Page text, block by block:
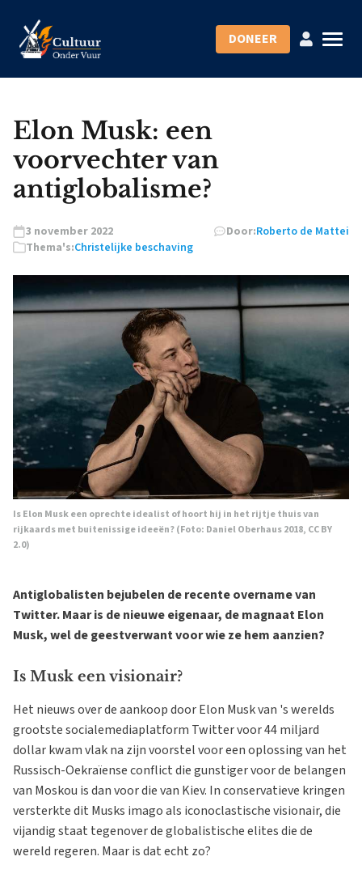
DONEER
Elon Musk: een
voorvechter van
antiglobalisme?
3 november 2022 Door:Roberto de Mattei
Thema's:Christelijke beschaving
Is Elon Musk een oprechte idealist of hoort hij in het rijtje thuis van
rijkaards met buitenissige ideeën? (Foto: Daniel Oberhaus 2018, CC BY
2.0)
Antiglobalisten bejubelen de recente overname van
Twitter. Maar is de nieuwe eigenaar, de magnaat Elon
Musk, wel de geestverwant voor wie ze hem aanzien?
Is Musk een visionair?
Het nieuws over de aankoop door Elon Musk van 's werelds
grootste socialemediaplatform Twitter voor 44 miljard
dollar kwam vlak na zijn voorstel voor een oplossing van het
Russisch-Oekraïense conflict die gunstiger voor de belangen
van Moskou is dan voor die van Kiev. In conservatieve kringen
versterkte dit Musks imago als iconoclastische visionair, die
vijandig staat tegenover de globalistische elites die de
wereld regeren. Maar is dat echt zo?